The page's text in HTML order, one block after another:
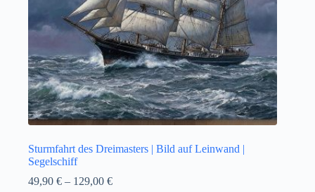
Sturmfahrt des Dreimasters | Bild auf Leinwand |
Segelschiff
49,90 € – 129,00 €